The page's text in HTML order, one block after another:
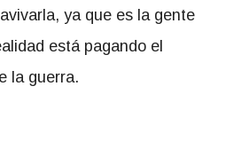
ya que es la gente
está pagando el
la guerra.